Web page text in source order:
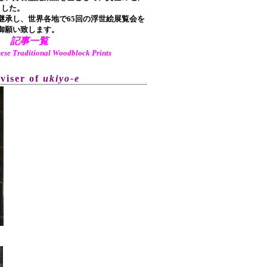
た。
し、世界各地で65回の浮世絵展覧会を
い致します。
事一覧
Traditional Woodblock Prints
of ukiyo-e